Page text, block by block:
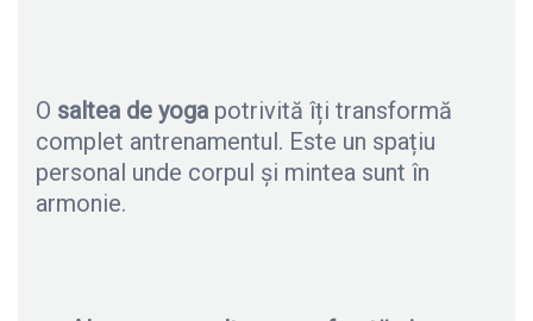
O saltea de yoga potrivită îți transformă
complet antrenamentul. Este un spațiu
personal unde corpul și mintea sunt în
armonie.